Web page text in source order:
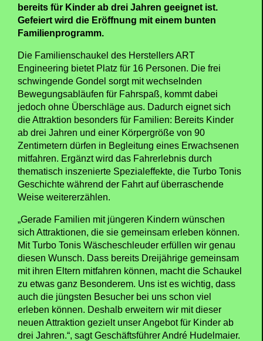
bereits für Kinder ab drei Jahren geeignet ist.
Gefeiert wird die Eröffnung mit einem bunten
Familienprogramm.
Die Familienschaukel des Herstellers ART
Engineering bietet Platz für 16 Personen. Die frei
schwingende Gondel sorgt mit wechselnden
Bewegungsabläufen für Fahrspaß, kommt dabei
jedoch ohne Überschläge aus. Dadurch eignet sich
die Attraktion besonders für Familien: Bereits Kinder
ab drei Jahren und einer Körpergröße von 90
Zentimetern dürfen in Begleitung eines Erwachsenen
mitfahren. Ergänzt wird das Fahrerlebnis durch
thematisch inszenierte Spezialeffekte, die Turbo Tonis
Geschichte während der Fahrt auf überraschende
Weise weitererzählen.
„Gerade Familien mit jüngeren Kindern wünschen
sich Attraktionen, die sie gemeinsam erleben können.
Mit Turbo Tonis Wäscheschleuder erfüllen wir genau
diesen Wunsch. Dass bereits Dreijährige gemeinsam
mit ihren Eltern mitfahren können, macht die Schaukel
zu etwas ganz Besonderem. Uns ist es wichtig, dass
auch die jüngsten Besucher bei uns schon viel
erleben können. Deshalb erweitern wir mit dieser
neuen Attraktion gezielt unser Angebot für Kinder ab
drei Jahren.“, sagt Geschäftsführer André Hudelmaier.